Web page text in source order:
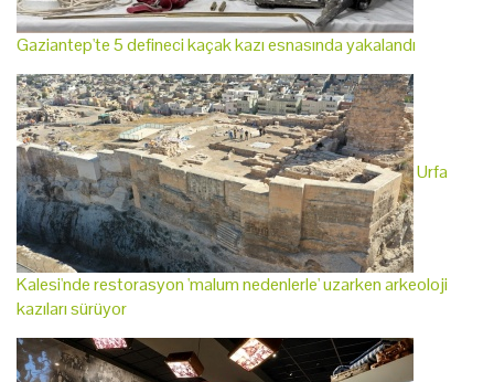
Gaziantep'te 5 defineci kaçak kazı esnasında yakalandı
Urfa
Kalesi'nde restorasyon 'malum nedenlerle' uzarken arkeoloji
kazıları sürüyor